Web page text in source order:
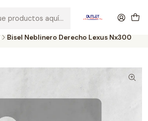
estándares de calidad.
Bisel Neblinero Derecho Lexus Nx300